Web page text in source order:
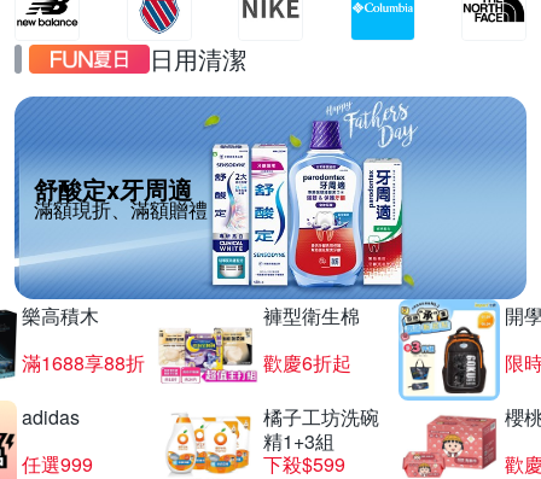
日用清潔
舒酸定x牙周適
滿額現折、滿額贈禮
樂高積木
滿1688享88折
褲型衛生棉
歡慶6折起
開
限
adidas
任選999
橘子工坊洗碗
精1+3組
下殺$599
櫻
歡